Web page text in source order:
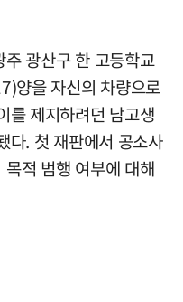
광산구 한 고등학교
양을 자신의 차량으로
를 제지하려던 남고생
다. 첫 재판에서 공소사
적 범행 여부에 대해